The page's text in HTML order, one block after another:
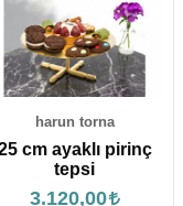
harun torna
14 cm pirinç tepsi
1.250,00